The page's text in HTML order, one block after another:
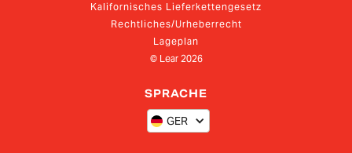
Kalifornisches Lieferkettengesetz
Rechtliches/Urheberrecht
Lageplan
© Lear 2026
SPRACHE
GER